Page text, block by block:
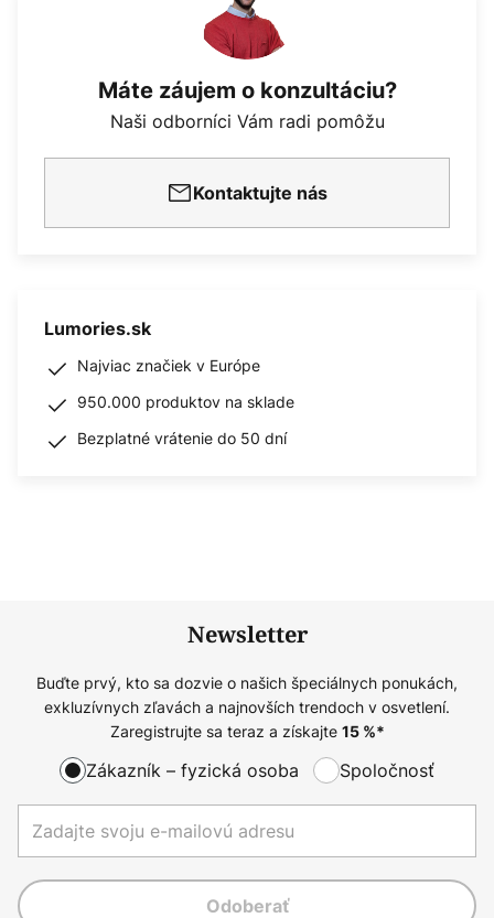
Máte záujem o konzultáciu?
Naši odborníci Vám radi pomôžu
Kontaktujte nás
Lumories.sk
Najviac značiek v Európe
950.000 produktov na sklade
Bezplatné vrátenie do 50 dní
Newsletter
Buďte prvý, kto sa dozvie o našich špeciálnych ponukách,
exkluzívnych zľavách a najnovších trendoch v osvetlení.
Zaregistrujte sa teraz a získajte 15%*
Zákazník – fyzická osoba Spoločnosť
Odoberať